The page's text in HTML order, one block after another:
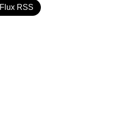
Flux RSS